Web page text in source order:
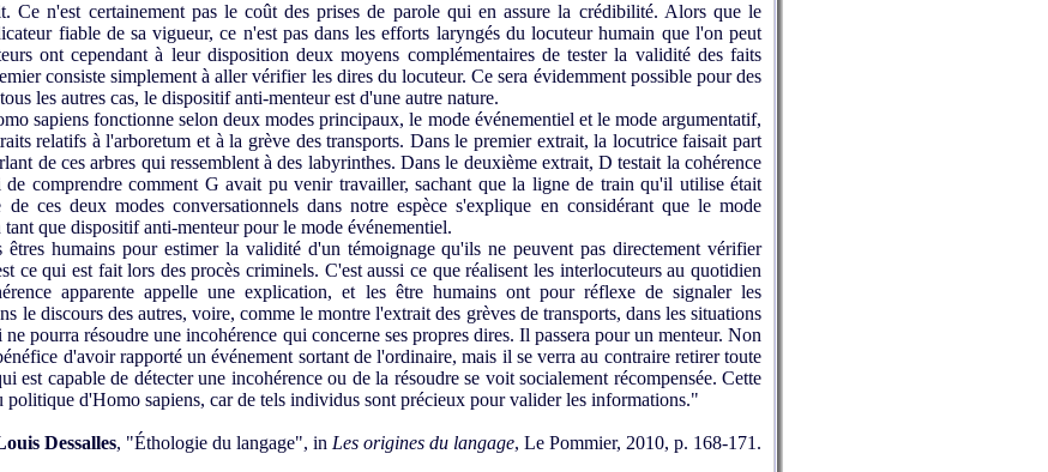
Ce n'est certainement pas le coût des prises de parole qui en assure la crédibilité. Alors que le
fiable de sa vigueur, ce n'est pas dans les efforts laryngés du locuteur humain que l'on peut
ont cependant à leur disposition deux moyens complémentaires de tester la validité des faits
consiste simplement à aller vérifier les dires du locuteur. Ce sera évidemment possible pour des
les autres cas, le dispositif anti-menteur est d'une autre nature.
sapiens fonctionne selon deux modes principaux, le mode événementiel et le mode argumentatif,
relatifs à l'arboretum et à la grève des transports. Dans le premier extrait, la locutrice faisait part
de ces arbres qui ressemblent à des labyrinthes. Dans le deuxième extrait, D testait la cohérence
comprendre comment G avait pu venir travailler, sachant que la ligne de train qu'il utilise était
ces deux modes conversationnels dans notre espèce s'explique en considérant que le mode
que dispositif anti-menteur pour le mode événementiel.
humains pour estimer la validité d'un témoignage qu'ils ne peuvent pas directement vérifier
ce qui est fait lors des procès criminels. C'est aussi ce que réalisent les interlocuteurs au quotidien
apparente appelle une explication, et les être humains ont pour réflexe de signaler les
le discours des autres, voire, comme le montre l'extrait des grèves de transports, dans les situations
pourra résoudre une incohérence qui concerne ses propres dires. Il passera pour un menteur. Non
d'avoir rapporté un événement sortant de l'ordinaire, mais il se verra au contraire retirer toute
est capable de détecter une incohérence ou de la résoudre se voit socialement récompensée. Cette
politique d'Homo sapiens, car de tels individus sont précieux pour valider les informations."
Dessalles, "Éthologie du langage", in Les origines du langage, Le Pommier, 2010, p. 168-171.